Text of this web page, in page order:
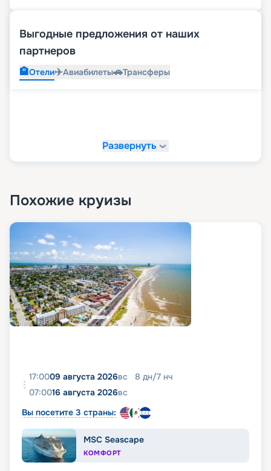
Выгодные предложения от наших
партнеров
🏨Отели✈️Авиабилеты🚗Трансферы
Развернуть
Похожие круизы
17:0009 августа 2026вс 8 дн/7 нч
07:0016 августа 2026вс
Вы посетите 3 страны:
MSC Seascape
КОМФОРТ